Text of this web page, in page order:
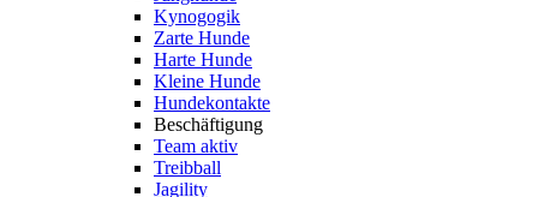
Kynogogik
Zarte Hunde
Harte Hunde
Kleine Hunde
Hundekontakte
Beschäftigung
Team aktiv
Treibball
Jagility